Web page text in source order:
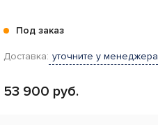
Под заказ
Доставка: уточните у менеджера
53 900 руб.